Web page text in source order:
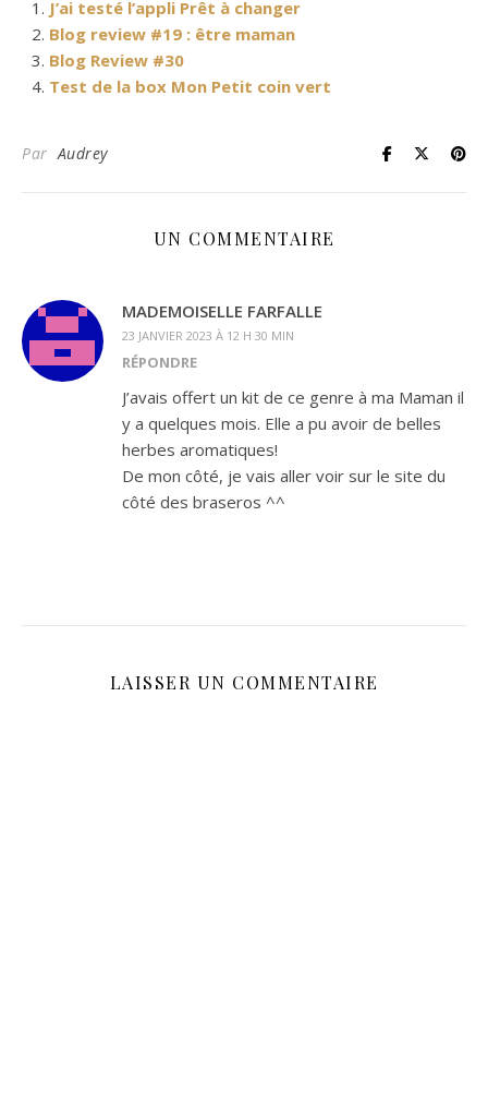
J’ai testé l’appli Prêt à changer
Blog review #19 : être maman
Blog Review #30
Test de la box Mon Petit coin vert
Par Audrey
UN COMMENTAIRE
MADEMOISELLE FARFALLE
23 JANVIER 2023 À 12 H 30 MIN
RÉPONDRE
J’avais offert un kit de ce genre à ma Maman il
y a quelques mois. Elle a pu avoir de belles
herbes aromatiques!
De mon côté, je vais aller voir sur le site du
côté des braseros ^^
LAISSER UN COMMENTAIRE